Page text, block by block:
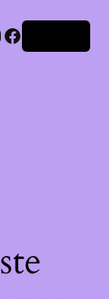
Facebook